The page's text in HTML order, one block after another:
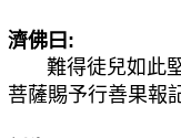
濟佛曰:
難得徒兒如此堅
菩薩賜予行善果報